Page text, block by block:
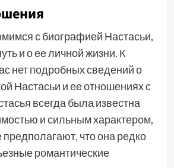
с биографией Настасьи,
и о ее личной жизни. К
нет подробных сведений о
Настасьи и ее отношениях с
всегда была известна
и сильным характером,
предполагают, что она редко
романтические